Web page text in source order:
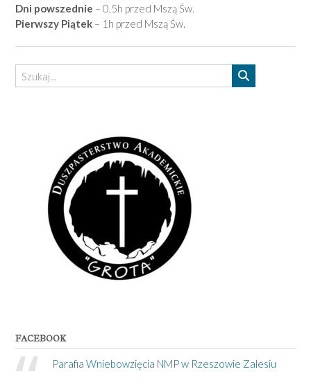
Dni powszednie – 0,5h przed Mszą Św.
Pierwszy Piątek – 1h przed Mszą Św.
FACEBOOK
Parafia Wniebowzięcia NMP w Rzeszowie Zalesiu